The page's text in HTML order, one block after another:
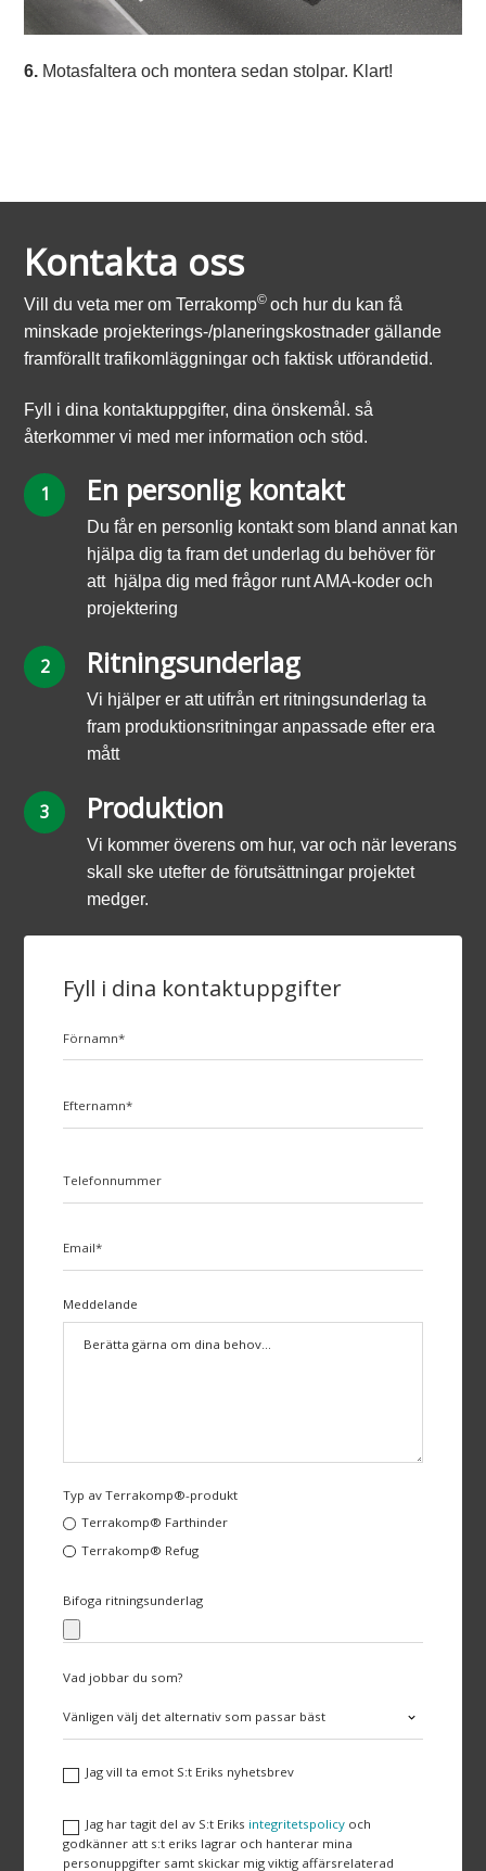
6. Motasfaltera och montera sedan stolpar. Klart!
Kontakta oss
Vill du veta mer om Terrakomp© och hur du kan få
minskade projekterings-/planeringskostnader gällande
framförallt trafikomläggningar och faktisk utförandetid.
Fyll i dina kontaktuppgifter, dina önskemål. så
återkommer vi med mer information och stöd.
En personlig kontakt
Du får en personlig kontakt som bland annat kan
hjälpa dig ta fram det underlag du behöver för
att hjälpa dig med frågor runt AMA-koder och
projektering
Ritningsunderlag
Vi hjälper er att utifrån ert ritningsunderlag ta
fram produktionsritningar anpassade efter era
mått
Produktion
Vi kommer överens om hur, var och när leverans
skall ske utefter de förutsättningar projektet
medger.
Fyll i dina kontaktuppgifter
Meddelande
Typ av Terrakomp®-produkt
Terrakomp® Farthinder
Terrakomp® Refug
Bifoga ritningsunderlag
Vad jobbar du som?
Jag vill ta emot S:t Eriks nyhetsbrev
Jag har tagit del av S:t Eriks integritetspolicy och
godkänner att s:t eriks lagrar och hanterar mina
personuppgifter samt skickar mig viktig affärsrelaterad